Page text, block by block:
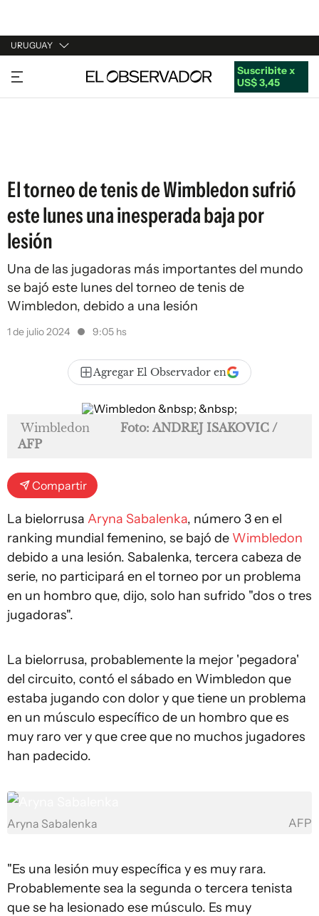
URUGUAY
URUGUAY
ARGENTINA
Suscribite x
US$ 3,45
El torneo de tenis de Wimbledon sufrió
este lunes una inesperada baja por
lesión
Una de las jugadoras más importantes del mundo
se bajó este lunes del torneo de tenis de
Wimbledon, debido a una lesión
1 de julio 2024 9:05 hs
Agregar El Observador en
Wimbledon
Foto: ANDREJ ISAKOVIC /
AFP
Compartir
La bielorrusa Aryna Sabalenka, número 3 en el
ranking mundial femenino, se bajó de Wimbledon
debido a una lesión. Sabalenka, tercera cabeza de
serie, no participará en el torneo por un problema
en un hombro que, dijo, solo han sufrido "dos o tres
jugadoras".
La bielorrusa, probablemente la mejor 'pegadora'
del circuito, contó el sábado en Wimbledon que
estaba jugando con dolor y que tiene un problema
en un músculo específico de un hombro que es
muy raro ver y que cree que no muchos jugadores
han padecido.
Aryna Sabalenka AFP
"Es una lesión muy específica y es muy rara.
Probablemente sea la segunda o tercera tenista
que se ha lesionado ese músculo. Es muy